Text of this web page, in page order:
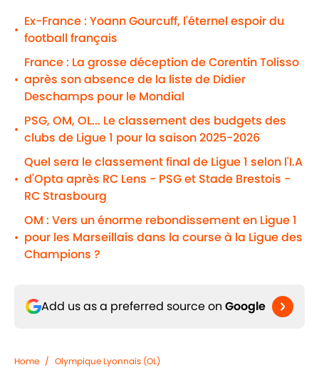
•
Ex-France : Yoann Gourcuff, l'éternel espoir du
football français
•
France : La grosse déception de Corentin Tolisso
après son absence de la liste de Didier
Deschamps pour le Mondial
•
PSG, OM, OL... Le classement des budgets des
clubs de Ligue 1 pour la saison 2025-2026
•
Quel sera le classement final de Ligue 1 selon l'I.A
d'Opta après RC Lens - PSG et Stade Brestois -
RC Strasbourg
•
OM : Vers un énorme rebondissement en Ligue 1
pour les Marseillais dans la course à la Ligue des
Champions ?
Add us as a preferred source on Google
Home / Olympique Lyonnais (OL)